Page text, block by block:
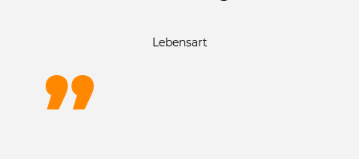
Lebensart